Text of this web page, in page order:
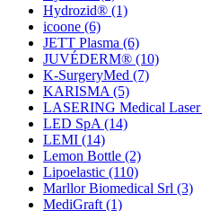
Hydrozid® (1)
icoone (6)
JETT Plasma (6)
JUVÉDERM® (10)
K-SurgeryMed (7)
KARISMA (5)
LASERING Medical Laser
LED SpA (14)
LEMI (14)
Lemon Bottle (2)
Lipoelastic (110)
Marllor Biomedical Srl (3)
MediGraft (1)